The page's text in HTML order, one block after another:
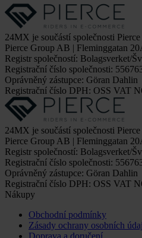
24MX je součástí společnosti
Pierce Group AB | Fleminggatan
Registr společností: Bolagsverket/
Registrační číslo společnosti:
Oprávněný zástupce: Göran Dahlin
Registrační číslo DPH: OSS VAT
24MX je součástí společnosti
Pierce Group AB | Fleminggatan
Registr společností: Bolagsverket/
Registrační číslo společnosti:
Oprávněný zástupce: Göran Dahlin
Registrační číslo DPH: OSS VAT
Nákupy
Obchodní podmínky
Zásady ochrany osobních